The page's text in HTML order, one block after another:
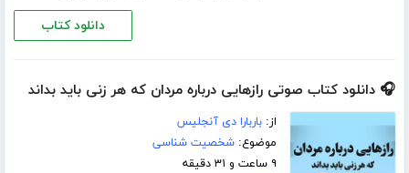
دانلود کتاب
🎧 دانلود کتاب صوتی رازهایی درباره مردان که هر زنی باید بداند
از:باربارا دی آنجلیس
موضوع:شخصیت شناسی
۹ ساعت و ۳۱ دقیقه